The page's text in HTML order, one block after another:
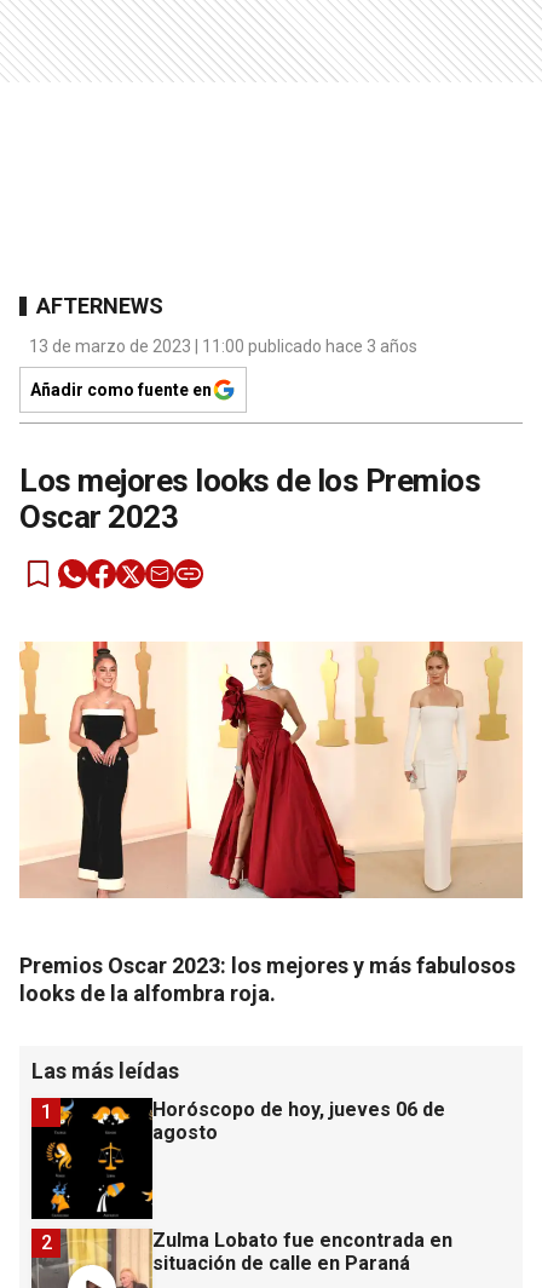
AFTERNEWS
13 de marzo de 2023 | 11:00 publicado hace 3 años
Añadir como fuente en
Los mejores looks de los Premios
Oscar 2023
Premios Oscar 2023: los mejores y más fabulosos
looks de la alfombra roja.
Las más leídas
Horóscopo de hoy, jueves 06 de
agosto
1
Zulma Lobato fue encontrada en
situación de calle en Paraná
2